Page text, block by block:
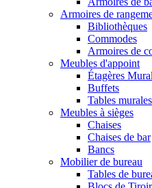
Armoires de
Bibliothèques
Commodes
Armoires de
Meubles d'appoint
Étagères
Buffets
Tables murales
Meubles à sièges
Chaises
Chaises de bar
Bancs
Mobilier de bureau
Tables de